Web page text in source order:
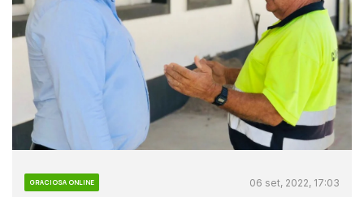
GRACIOSA ONLINE 06 set, 2022, 17:03